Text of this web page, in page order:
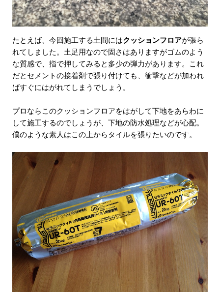
たとえば、今回施工する土間にはクッションフロアが張ら
れてしました。土足用なので固さはありますがゴムのよう
な質感で、指で押してみると多少の弾力があります。これ
だとセメントの接着剤で張り付けても、衝撃などが加われ
ばすぐにはがれてしまうでしょう。
プロならこのクッションフロアをはがして下地をあらわに
して施工するのでしょうが、下地の防水処理などが心配。
僕のような素人はこの上からタイルを張りたいのです。